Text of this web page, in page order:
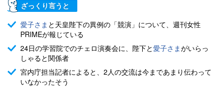
ざっくり言うと
愛子さま と天皇陛下の異例の「競演」について、週刊女性
PRIMEが報じている
24日の学習院でのチェロ演奏会に、陛下と愛子さまがいらっ
しゃると関係者
宮内庁担当記者によると、2人の交流は今まであまり伝わって
いなかったそう